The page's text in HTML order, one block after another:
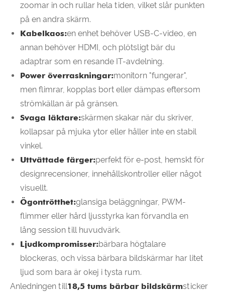
zoomar in och rullar hela tiden, vilket slår punkten
på en andra skärm.
Kabelkaos:en enhet behöver USB-C-video, en
annan behöver HDMI, och plötsligt bär du
adaptrar som en resande IT-avdelning.
Power överraskningar:monitorn "fungerar",
men flimrar, kopplas bort eller dämpas eftersom
strömkällan är på gränsen.
Svaga läktare:skärmen skakar när du skriver,
kollapsar på mjuka ytor eller håller inte en stabil
vinkel.
Uttvättade färger:perfekt för e-post, hemskt för
designrecensioner, innehållskontroller eller något
visuellt.
Ögontrötthet:glansiga beläggningar, PWM-
flimmer eller hård ljusstyrka kan förvandla en
lång session till huvudvärk.
Ljudkompromisser:bärbara högtalare
blockeras, och vissa bärbara bildskärmar har litet
ljud som bara är okej i tysta rum.
Anledningen till18,5 tums bärbar bildskärmsticker